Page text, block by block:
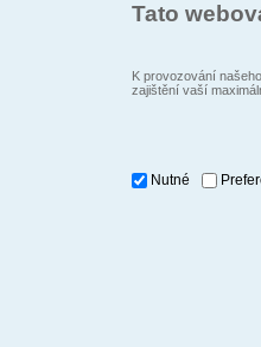
Tato
K provozování
zajištění vaší
Nutné